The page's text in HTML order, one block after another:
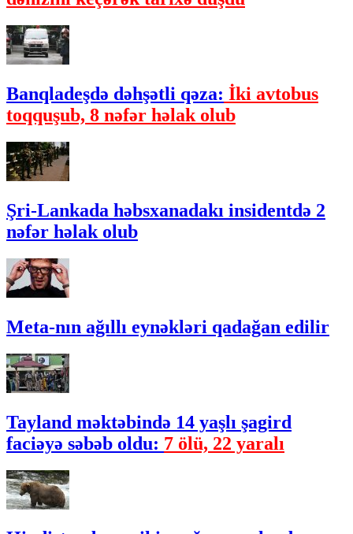
Banqladeşdə dəhşətli qəza: İki avtobus
toqquşub, 8 nəfər həlak olub
Şri-Lankada həbsxanadakı insidentdə 2
nəfər həlak olub
Meta-nın ağıllı eynəkləri qadağan edilir
Tayland məktəbində 14 yaşlı şagird
faciəyə səbəb oldu: 7 ölü, 22 yaralı